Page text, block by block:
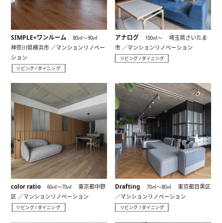
SIMPLE×ワンルーム 80㎡〜90㎡
神奈川県横浜市 ／マンションリノベー
ション
リビング / ダイニング
アナログ 100㎡〜
埼玉県さいたま
市 ／マンションリノベーション
リビング / ダイニング
color ratio 60㎡〜70㎡
東京都中野
区 ／マンションリノベーション
リビング / ダイニング
Drafting 70㎡〜80㎡
東京都目黒区
／マンションリノベーション
リビング / ダイニング